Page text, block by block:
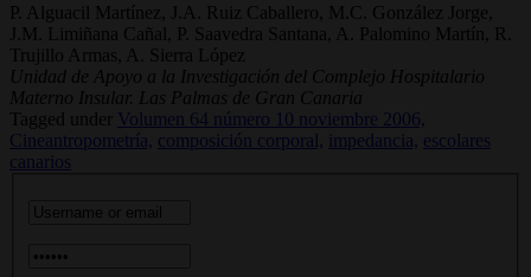
P. Alguacil Martínez, J.A. Ruiz Caballero, M.C. González Jorge,
J.M. Limiñana Cañal, P. Saavedra Santana, A. Palomino Martín, R.
Trujillo Armas, A. Sierra López
Unidad de Apoyo a la Investigación del Complejo Hospitalario
Materno Insular. Las Palmas de Gran Canaria
Tagged under
Volumen 64 número 10 noviembre 2006,
Cineantropometría, composición corporal, impedancia, escolares
canarios